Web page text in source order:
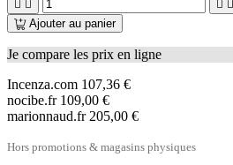
   
Ajouter au panier
Je compare les prix en ligne
Incenza.com 107,36 €
nocibe.fr 109,00 €
marionnaud.fr 205,00 €
Hors promotions & magasins physiques